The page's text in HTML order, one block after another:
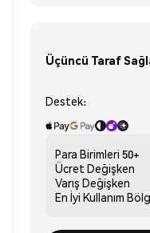
Üçüncü Taraf
Destek:
Para Birimleri 50+
Ücret Değişken
Varış Değişken
En İyi Kullanım